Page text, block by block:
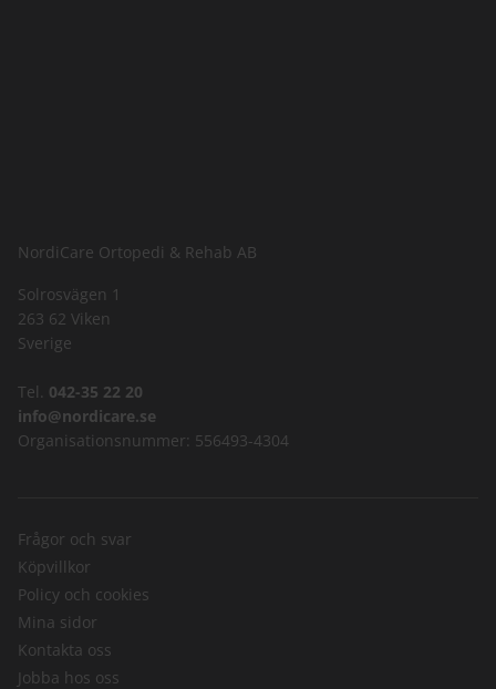
NordiCare Ortopedi & Rehab AB
Solrosvägen 1
263 62 Viken
Sverige
Tel. 042-35 22 20
info@nordicare.se
Organisationsnummer: 556493-4304
Frågor och svar
Köpvillkor
Policy och cookies
Mina sidor
Kontakta oss
Jobba hos oss